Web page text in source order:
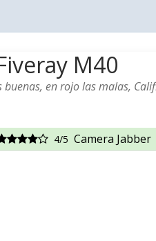
M40
en rojo las malas,
4/5 Camera Jabber